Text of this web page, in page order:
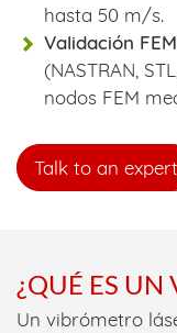
hasta 50 m/s.
Validación
(NASTRAN,
nodos FEM
Talk to an expert
¿QUÉ ES UN
Un vibrómetro